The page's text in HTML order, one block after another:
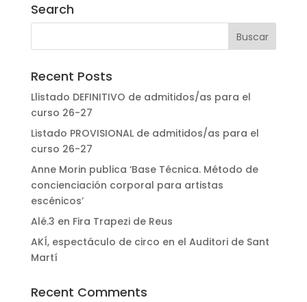
Search
Recent Posts
Llistado DEFINITIVO de admitidos/as para el
curso 26-27
Listado PROVISIONAL de admitidos/as para el
curso 26-27
Anne Morin publica ‘Base Técnica. Método de
concienciación corporal para artistas
escénicos’
Alé.3 en Fira Trapezi de Reus
AKÍ, espectáculo de circo en el Auditori de Sant
Martí
Recent Comments